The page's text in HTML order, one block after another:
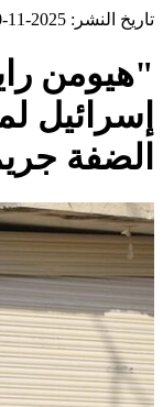
تاريخ النشر: 2025-11-20 11:12:20
"هيومن
إسرائيل
الضفة